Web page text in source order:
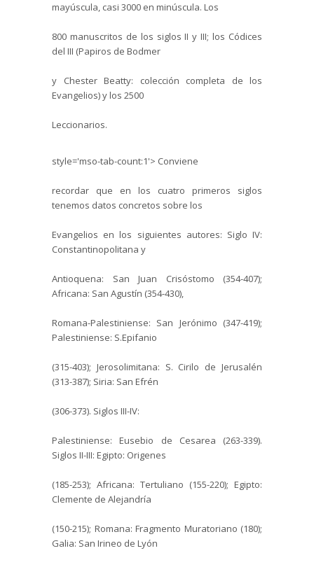
mayúscula, casi 3000 en minúscula. Los
800 manuscritos de los siglos II y III; los Códices
del III (Papiros de Bodmer
y Chester Beatty: colección completa de los
Evangelios) y los 2500
Leccionarios.
style='mso-tab-count:1'> Conviene
recordar que en los cuatro primeros siglos
tenemos datos concretos sobre los
Evangelios en los siguientes autores: Siglo IV:
Constantinopolitana y
Antioquena: San Juan Crisóstomo (354-407);
Africana: San Agustín (354-430),
Romana-Palestiniense: San Jerónimo (347-419);
Palestiniense: S.Epifanio
(315-403); Jerosolimitana: S. Cirilo de Jerusalén
(313-387); Siria: San Efrén
(306-373). Siglos III-IV:
Palestiniense: Eusebio de Cesarea (263-339).
Siglos II-III: Egipto: Origenes
(185-253); Africana: Tertuliano (155-220); Egipto:
Clemente de Alejandría
(150-215); Romana: Fragmento Muratoriano (180);
Galia: San Irineo de Lyón